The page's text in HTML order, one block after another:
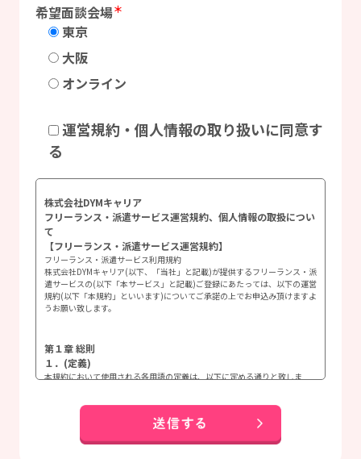
希望面談会場＊
東京
大阪
オンライン
運営規約・個人情報の取り扱いに同意す
る
株式会社DYMキャリア
フリーランス・派遣サービス運営規約、個人情報の取扱につい
て
【フリーランス・派遣サービス運営規約】
フリーランス・派遣サービス利用規約
株式会社DYMキャリア(以下、「当社」と記載)が提供するフリーランス・派
遣サービスの(以下「本サービス」と記載)ご登録にあたっては、以下の運営
規約(以下「本規約」といいます)についてご承諾の上でお申込み頂けますよ
うお願い致します。
第１章 総則
１．(定義)
本規約において使用される各用語の定義は、以下に定める通りと致しま
次の３つのサービスの総称を指します。
利用者からお伺いしたヒアリング内容と求人企業が希望する求人条件との
照合、求人情報の提供、電話や面談によるカウンセリング、担当カウンセ